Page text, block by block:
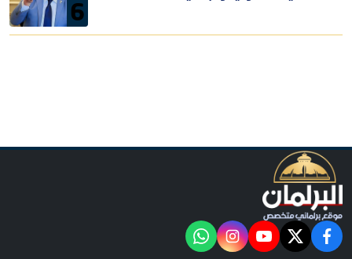
6
facebook
twitter
youtube
instagram
"‎Follow the آخر خبر channel on WhatsApp: